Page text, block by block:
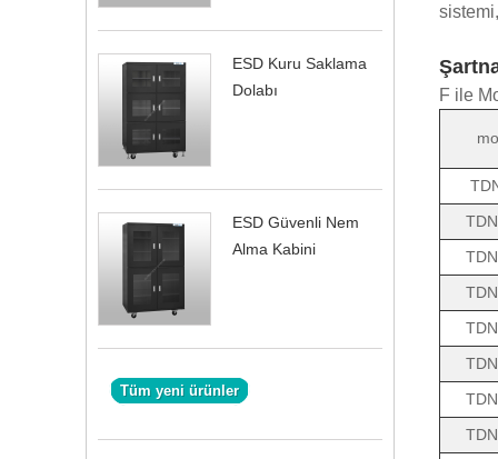
ESD Kuru Saklama
Dolabı
ESD Güvenli Nem
Alma Kabini
Tüm yeni ürünler
F ile